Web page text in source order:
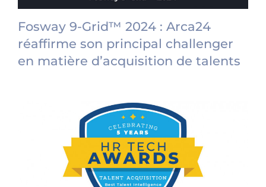
Fosway 9-Grid™ 2024 : Arca24
réaffirme son principal challenger
en matière d’acquisition de talents